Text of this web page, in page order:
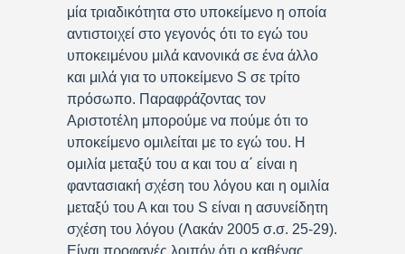
μία τριαδικότητα στο υποκείμενο η οποία
αντιστοιχεί στο γεγονός ότι το εγώ του
υποκειμένου μιλά κανονικά σε ένα άλλο
και μιλά για το υποκείμενο S σε τρίτο
πρόσωπο. Παραφράζοντας τον
Αριστοτέλη μπορούμε να πούμε ότι το
υποκείμενο ομιλείται με το εγώ του. Η
ομιλία μεταξύ του α και του α΄ είναι η
φαντασιακή σχέση του λόγου και η ομιλία
μεταξύ του Α και του S είναι η ασυνείδητη
σχέση του λόγου (Λακάν 2005 σ.σ. 25-29).